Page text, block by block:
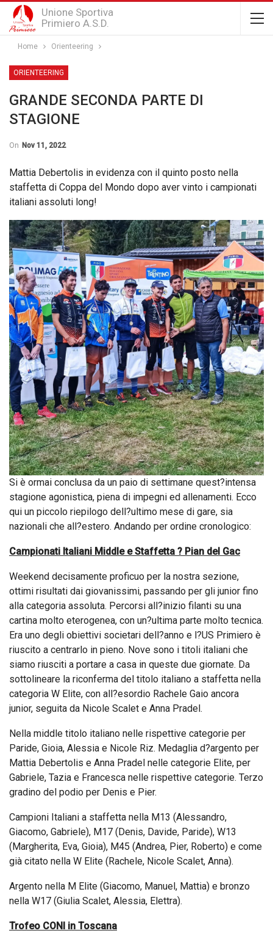
Unione Sportiva
Primiero A.S.D.
Home Orienteering
ORIENTEERING
GRANDE SECONDA PARTE DI
STAGIONE
On Nov 11, 2022
Mattia Debertolis in evidenza con il quinto posto nella
staffetta di Coppa del Mondo dopo aver vinto i campionati
italiani assoluti long!
Si è ormai conclusa da un paio di settimane quest?intensa
stagione agonistica, piena di impegni ed allenamenti. Ecco
qui un piccolo riepilogo dell?ultimo mese di gare, sia
nazionali che all?estero. Andando per ordine cronologico:
Campionati Italiani Middle e Staffetta ? Pian del Gac
Weekend decisamente proficuo per la nostra sezione,
ottimi risultati dai giovanissimi, passando per gli junior fino
alla categoria assoluta. Percorsi all?inizio filanti su una
cartina molto eterogenea, con un?ultima parte molto tecnica.
Era uno degli obiettivi societari dell?anno e l?US Primiero è
riuscito a centrarlo in pieno. Nove sono i titoli italiani che
siamo riusciti a portare a casa in queste due giornate. Da
sottolineare la riconferma del titolo italiano a staffetta nella
categoria W Elite, con all?esordio Rachele Gaio ancora
junior, seguita da Nicole Scalet e Anna Pradel.
Nella middle titolo italiano nelle rispettive categorie per
Paride, Gioia, Alessia e Nicole Riz. Medaglia d?argento per
Mattia Debertolis e Anna Pradel nelle categorie Elite, per
Gabriele, Tazia e Francesca nelle rispettive categorie. Terzo
gradino del podio per Denis e Pier.
Campioni Italiani a staffetta nella M13 (Alessandro,
Giacomo, Gabriele), M17 (Denis, Davide, Paride), W13
(Margherita, Eva, Gioia), M45 (Andrea, Pier, Roberto) e come
già citato nella W Elite (Rachele, Nicole Scalet, Anna).
Argento nella M Elite (Giacomo, Manuel, Mattia) e bronzo
nella W17 (Giulia Scalet, Alessia, Elettra).
Trofeo CONI in Toscana